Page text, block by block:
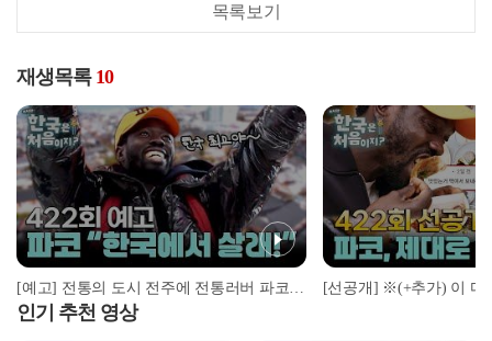
목록보기
재생목록 10
[예고] 전통의 도시 전주에 전통러버 파코의 등장이라... 재밌어지겠네😎
인기 추천 영상